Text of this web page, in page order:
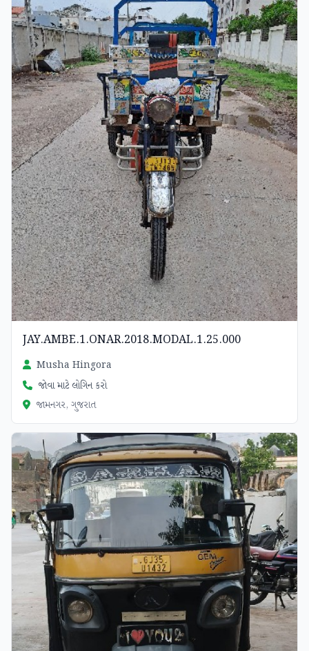
JAY.AMBE.1.ONAR.2018.MODAL.1.25.000
Musha Hingora
જોવા માટે લોગિન કરો
જામનગર, ગુજરાત